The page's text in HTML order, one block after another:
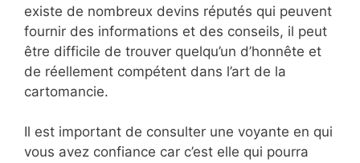
existe de nombreux devins réputés qui peuvent
fournir des informations et des conseils, il peut
être difficile de trouver quelqu’un d’honnête et
de réellement compétent dans l’art de la
cartomancie.
Il est important de consulter une voyante en qui
vous avez confiance car c’est elle qui pourra